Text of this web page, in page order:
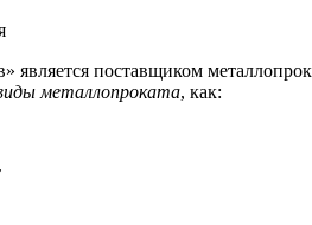
является поставщиком
металлопроката, как: